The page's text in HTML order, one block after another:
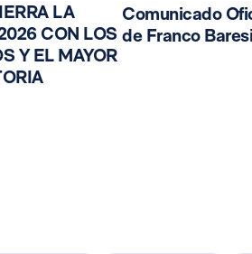
LA
CON LOS
Y EL MAYOR
Comunicado
de Franco Baresi